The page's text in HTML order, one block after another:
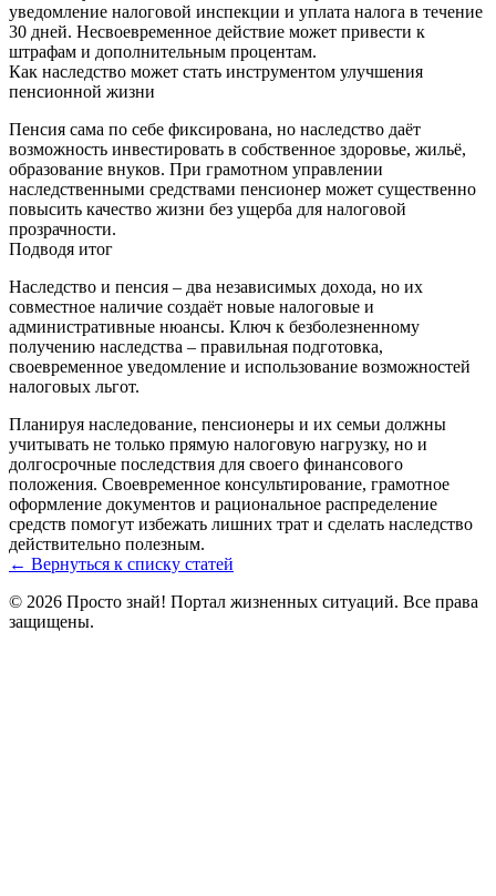
уведомление налоговой инспекции и уплата налога в течение
30 дней. Несвоевременное действие может привести к
штрафам и дополнительным процентам.
Как наследство может стать инструментом улучшения
пенсионной жизни
Пенсия сама по себе фиксирована, но наследство даёт
возможность инвестировать в собственное здоровье, жильё,
образование внуков. При грамотном управлении
наследственными средствами пенсионер может существенно
повысить качество жизни без ущерба для налоговой
прозрачности.
Подводя итог
Наследство и пенсия – два независимых дохода, но их
совместное наличие создаёт новые налоговые и
административные нюансы. Ключ к безболезненному
получению наследства – правильная подготовка,
своевременное уведомление и использование возможностей
налоговых льгот.
Планируя наследование, пенсионеры и их семьи должны
учитывать не только прямую налоговую нагрузку, но и
долгосрочные последствия для своего финансового
положения. Своевременное консультирование, грамотное
оформление документов и рациональное распределение
средств помогут избежать лишних трат и сделать наследство
действительно полезным.
← Вернуться к списку статей
© 2026 Просто знай! Портал жизненных ситуаций. Все права
защищены.